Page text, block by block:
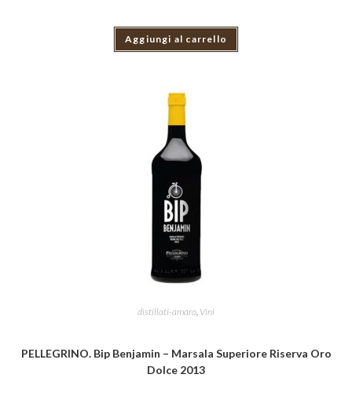
Aggiungi al carrello
distillati-amaro Vini
PELLEGRINO. Bip Benjamin – Marsala Superiore Riserva Oro
Dolce 2013